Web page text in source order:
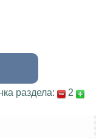
раздела: 2